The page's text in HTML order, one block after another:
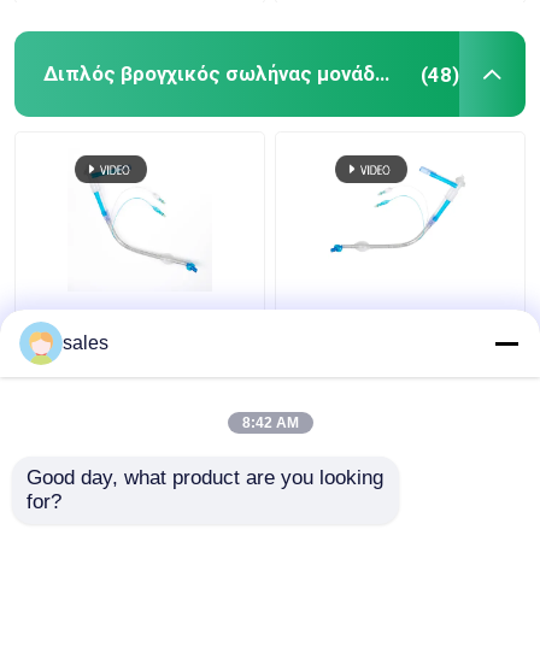
Διπλός βρογχικός σωλήνας μονάδων λούμεν (48)
FR28-FR41
Endotracheal διπλή
μονάδων λούμεν
ODM βρογχικός
sales
8:42 AM
Good day, what product are you looking
for?